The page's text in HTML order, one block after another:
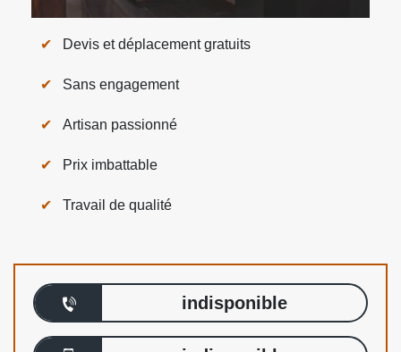
Devis et déplacement gratuits
Sans engagement
Artisan passionné
Prix imbattable
Travail de qualité
indisponible